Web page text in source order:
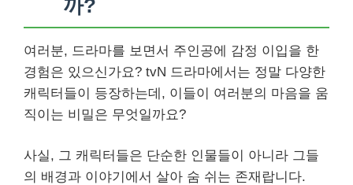
까?
여러분, 드라마를 보면서 주인공에 감정 이입을 한
경험은 있으신가요? tvN 드라마에서는 정말 다양한
캐릭터들이 등장하는데, 이들이 여러분의 마음을 움
직이는 비밀은 무엇일까요?
사실, 그 캐릭터들은 단순한 인물들이 아니라 그들
의 배경과 이야기에서 살아 숨 쉬는 존재랍니다.